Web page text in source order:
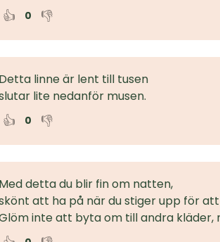
👍 0 👎
Detta linne är lent till tusen
lite nedanför musen.
👍 0 👎
Med detta du blir fin om natten,
att ha på när du stiger upp för
inte att byta om till andra kläder,